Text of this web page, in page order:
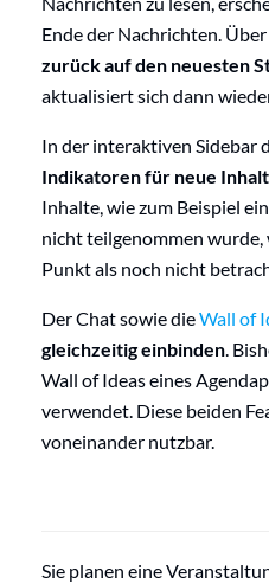
Ende der Nachrichten.
zurück auf den neuesten
aktualisiert sich dann
In der interaktiven Sidebar
Indikatoren für neue
Inhalte, wie zum Beispiel
nicht teilgenommen
Punkt als noch nicht
Der Chat sowie dieWall of
gleichzeitig einbinden.
Wall of Ideas eines
verwendet. Diese beiden
voneinander nutzbar.
Sie planen eine